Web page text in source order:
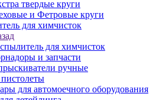
твердые круги
и Фетровые круги
для химчисток
для химчисток
и запчасти
ручные
для автомоечного оборудования